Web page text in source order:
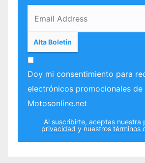
Doy mi consentimiento para
electrónicos promocionales de
Motosonline.net
Al suscribirte, aceptas nuestra
privacidad y nuestros términos